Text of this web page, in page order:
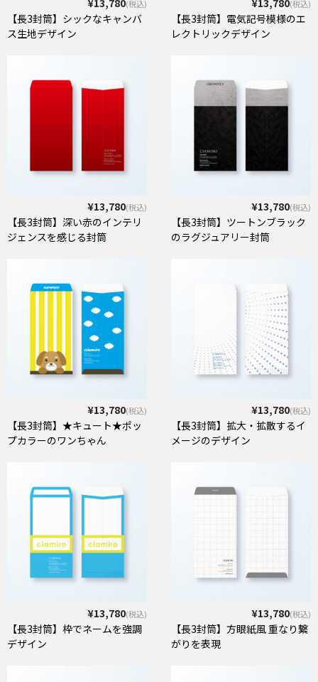
¥13,780(税込)
【長3封筒】シックなキャンバ
ス生地デザイン
¥13,780(税込)
【長3封筒】電気記号模様のエ
レクトリックデザイン
¥13,780(税込)
【長3封筒】深い赤のインテリ
ジェンスを感じる封筒
¥13,780(税込)
【長3封筒】ツートンブラック
のラグジュアリー封筒
¥13,780(税込)
【長3封筒】★キュート★ポッ
プカラーのワンちゃん
¥13,780(税込)
【長3封筒】拡大・拡散するイ
メージのデザイン
¥13,780(税込)
【長3封筒】枠でネームを強調
デザイン
¥13,780(税込)
【長3封筒】方眼紙風 重なり繋
がりを表現